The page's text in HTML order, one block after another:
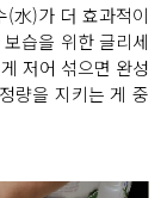
(水)가 더 효과적이
습을 위한 글리세
저어 섞으면 완성
량을 지키는 게 중